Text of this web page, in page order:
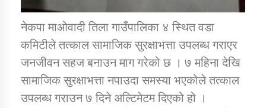
कार्यक्रम कार्यान्वयन एकाई जुम्लाको सुचना
नेकपा माओवादी तिला गाउँपालिका ४ स्थित वडा
कमिटीले तत्काल सामाजिक सुरक्षाभत्ता उपलब्ध गराएर
जनजीवन सहज बनाउन माग गरेको छ । ७ महिना देखि
सामाजिक सुरक्षाभत्ता नपाउदा समस्या भएकोले तत्काल
उपलब्ध गराउन ७ दिने अल्टिमेटम दिएको हो ।